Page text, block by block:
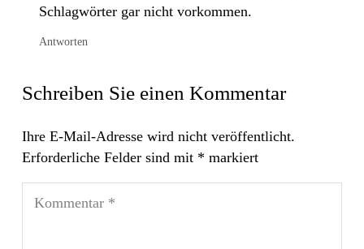
Schlagwörter gar nicht vorkommen.
Antworten
Schreiben Sie einen Kommentar
Ihre E-Mail-Adresse wird nicht veröffentlicht.
Erforderliche Felder sind mit * markiert